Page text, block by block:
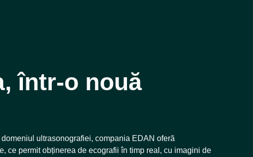
într-o nouă
ultrasonografiei, compania EDAN oferă
ce permit obținerea de ecografii în timp real, cu imagini de